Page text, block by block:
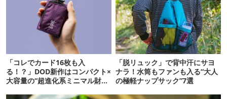
「コレでカード16枚も入
る！？」DOD新作はコンパクト×
大容量の“超進化系ミニマル財
「脱リュック」で背中汗にサヨ
ナラ！水筒もファンも入る“大人
の極軽ナップサック”7選